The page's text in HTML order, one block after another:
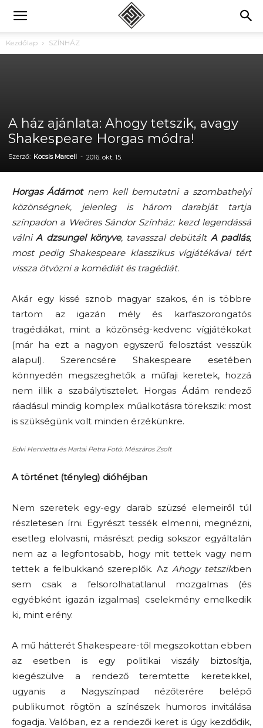
Kezdőlap SZÍNHÁZ
A ház ajánlata: Ahogy tetszik, avagy
Shakespeare Horgas módra!
Szerző: Kocsis Marcell - 2016. okt. 15.
Horgas Ádámotnem kell bemutatni a szombathelyi
közönségnek, jelenleg is három darabját tartja
színpadon a Weöres Sándor Színház: kezd legendássá
válniA dzsungel könyve, tavasszal debütált A padlás,
most pedig Shakespeare klasszikus vígjátékával tért
vissza ötvözni a komédiát és tragédiát.
Akár egy kissé sznob magyar szakos, én is többre
tartom az igazán mély és karfaszorongatós
tragédiákat, mint a közönség-kedvenc vígjátékokat
(már ha ezt a nagyon egyszerű felosztást vesszük
alapul). Szerencsére Shakespeare esetében
könnyedén megszeghetők a műfaji keretek, hozzá
nem illik a szabálytisztelet. Horgas Ádám rendező
ráadásul mindig komplex műalkotásra törekszik: most
is szükségünk volt minden érzékünkre.
Edvi Henrietta és Hartai Petra Fotó: Mészáros Zsolt
A történet (tényleg) dióhéjban
Nem szeretek egy-egy darab szüzsé elemeiről túl
részletesen írni. Egyrészt tessék elmenni, megnézni,
esetleg elolvasni, másrészt pedig sokszor egyáltalán
nem az a legfontosabb, hogy mit tettek vagy nem
tettek a felbukkanó szereplők. AzAhogy tetszikben
sem csak a felsorolhatatlanul mozgalmas (és
egyébként igazán izgalmas) cselekmény emelkedik
ki, mint erény.
A mű hátterét Shakespeare-től megszokottan ebben
az esetben is egy politikai viszály biztosítja,
kiegészülve a rendező teremtette keretekkel,
ugyanis a Nagyszínpad nézőterére belépő
publikumot rögtön a színészek humoros invitálása
fogadja. Valóban, ez a rendezői keret is úgy kezdődik,